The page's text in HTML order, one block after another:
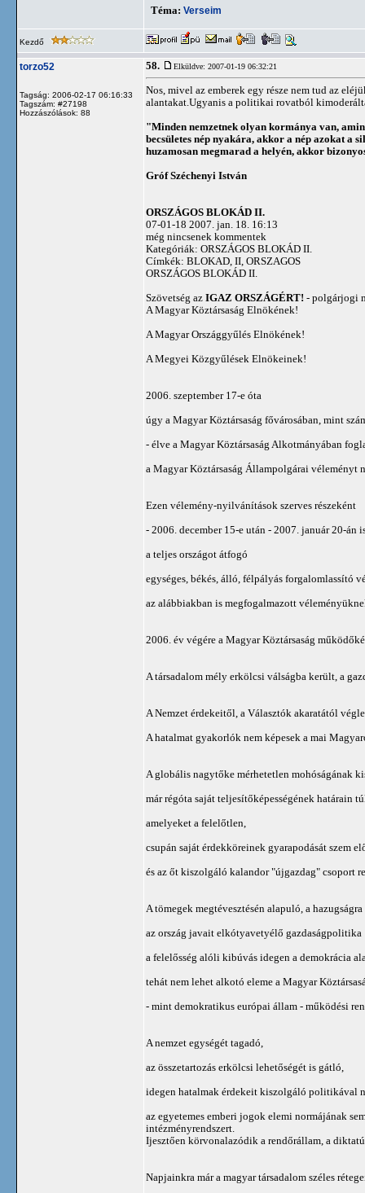
Téma: Verseim
Kezdő
torzo52
Tagság: 2006-02-17 06:16:33
Tagszám: #27198
Hozzászólások: 88
58. Elküldve: 2007-01-19 06:32:21
Nos, mivel az emberek egy része nem tud az
alantakat.Ugyanis a politikai rovatból
"Minden nemzetnek olyan kormánya van,
becsületes nép nyakára, akkor a nép azokat a
huzamosan megmarad a helyén, akkor
Gróf Széchenyi István
ORSZÁGOS BLOKÁD II.
07-01-18 2007. jan. 18. 16:13
még nincsenek kommentek
Kategóriák: ORSZÁGOS BLOKÁD II.
Címkék: BLOKAD, II, ORSZAGOS
ORSZÁGOS BLOKÁD II.
Szövetség az IGAZ ORSZÁGÉRT! - polgárjogi
A Magyar Köztársaság Elnökének!
A Magyar Országgyűlés Elnökének!
A Megyei Közgyűlések Elnökeinek!
2006. szeptember 17-e óta
úgy a Magyar Köztársaság fővárosában, mint
- élve a Magyar Köztársaság Alkotmányában
a Magyar Köztársaság Állampolgárai véleményt
Ezen vélemény-nyilvánítások szerves részeként
- 2006. december 15-e után - 2007. január 20-án
a teljes országot átfogó
egységes, békés, álló, félpályás forgalomlassító
az alábbiakban is megfogalmazott
2006. év végére a Magyar Köztársaság
A társadalom mély erkölcsi válságba került, a
A Nemzet érdekeitől, a Választók akaratától
A hatalmat gyakorlók nem képesek a mai
A globális nagytőke mérhetetlen mohóságának
már régóta saját teljesítőképességének határain
amelyeket a felelőtlen,
csupán saját érdekköreinek gyarapodását szem
és az őt kiszolgáló kalandor "újgazdag" csoport
A tömegek megtévesztésén alapuló, a
az ország javait elkótyavetyélő gazdaságpolitika
a felelősség alóli kibúvás idegen a demokrácia
tehát nem lehet alkotó eleme a Magyar
- mint demokratikus európai állam - működési
A nemzet egységét tagadó,
az összetartozás erkölcsi lehetőségét is gátló,
idegen hatalmak érdekeit kiszolgáló politikával
az egyetemes emberi jogok elemi normájának
intézményrendszert.
Ijesztően körvonalazódik a rendőrállam, a
Napjainkra már a magyar társadalom széles